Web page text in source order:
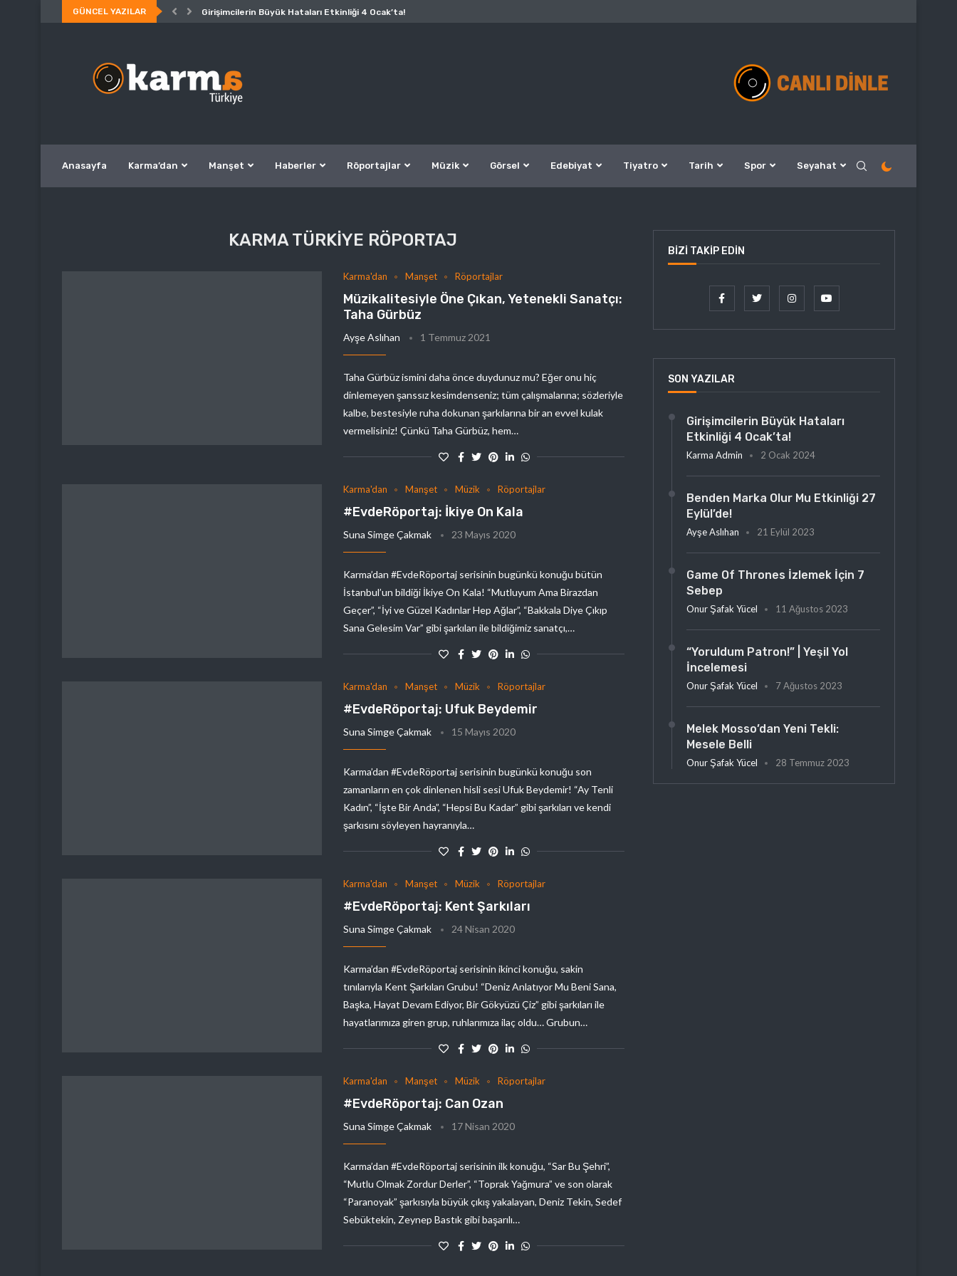
GÜNCEL YAZILAR Girişimcilerin Büyük Hataları Etkinliği 4 Ocak’ta!
Anasayfa Karma’dan Manşet Haberler Röportajlar Müzik Görsel Edebiyat Tiyatro Tarih Spor Seyahat
KARMA TÜRKIYE RÖPORTAJ
Karma'dan Manşet Röportajlar
Müzikalitesiyle Öne Çıkan, Yetenekli Sanatçı:
Taha Gürbüz
Ayşe Aslıhan 1 Temmuz 2021
Taha Gürbüz ismini daha önce duydunuz mu? Eğer onu hiç
dinlemeyen şanssız kesimdenseniz; tüm çalışmalarına; sözleriyle
kalbe, bestesiyle ruha dokunan şarkılarına bir an evvel kulak
vermelisiniz! Çünkü Taha Gürbüz, hem…
Karma'dan Manşet Müzik Röportajlar
#EvdeRöportaj: İkiye On Kala
Suna Simge Çakmak 23 Mayıs 2020
Karma’dan #EvdeRöportaj serisinin bugünkü konuğu bütün
İstanbul’un bildiği İkiye On Kala! “Mutluyum Ama Birazdan
Geçer”, “İyi ve Güzel Kadınlar Hep Ağlar”, “Bakkala Diye Çıkıp
Sana Gelesim Var” gibi şarkıları ile bildiğimiz sanatçı,…
Karma'dan Manşet Müzik Röportajlar
#EvdeRöportaj: Ufuk Beydemir
Suna Simge Çakmak 15 Mayıs 2020
Karma’dan #EvdeRöportaj serisinin bugünkü konuğu son
zamanların en çok dinlenen hisli sesi Ufuk Beydemir! “Ay Tenli
Kadın”, “İşte Bir Anda”, “Hepsi Bu Kadar” gibi şarkıları ve kendi
şarkısını söyleyen hayranıyla…
Karma'dan Manşet Müzik Röportajlar
#EvdeRöportaj: Kent Şarkıları
Suna Simge Çakmak 24 Nisan 2020
Karma’dan #EvdeRöportaj serisinin ikinci konuğu, sakin
tınılarıyla Kent Şarkıları Grubu! “Deniz Anlatıyor Mu Beni Sana,
Başka, Hayat Devam Ediyor, Bir Gökyüzü Çiz” gibi şarkıları ile
hayatlarımıza giren grup, ruhlarımıza ilaç oldu… Grubun…
Karma'dan Manşet Müzik Röportajlar
#EvdeRöportaj: Can Ozan
Suna Simge Çakmak 17 Nisan 2020
Karma’dan #EvdeRöportaj serisinin ilk konuğu, “Sar Bu Şehri”,
“Mutlu Olmak Zordur Derler”, “Toprak Yağmura” ve son olarak
“Paranoyak” şarkısıyla büyük çıkış yakalayan, Deniz Tekin, Sedef
Sebüktekin, Zeynep Bastık gibi başarılı…
BIZI TAKIP EDIN
SON YAZILAR
Girişimcilerin Büyük Hataları
Etkinliği 4 Ocak’ta!
Karma Admin 2 Ocak 2024
Benden Marka Olur Mu Etkinliği 27
Eylül’de!
Ayşe Aslıhan 21 Eylül 2023
Game Of Thrones İzlemek İçin 7
Sebep
Onur Şafak Yücel 11 Ağustos 2023
“Yoruldum Patron!” | Yeşil Yol
İncelemesi
Onur Şafak Yücel 7 Ağustos 2023
Melek Mosso’dan Yeni Tekli:
Mesele Belli
Onur Şafak Yücel 28 Temmuz 2023